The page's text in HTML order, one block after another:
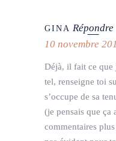
GINA Répondre
10 novembre
Déjà, il fait ce que
tel, renseigne toi
s’occupe de sa
(je pensais que ça
commentaires